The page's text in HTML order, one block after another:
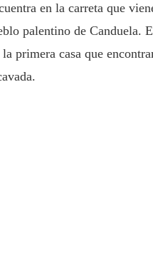
en la carreta que
palentino de Canduela.
primera casa que